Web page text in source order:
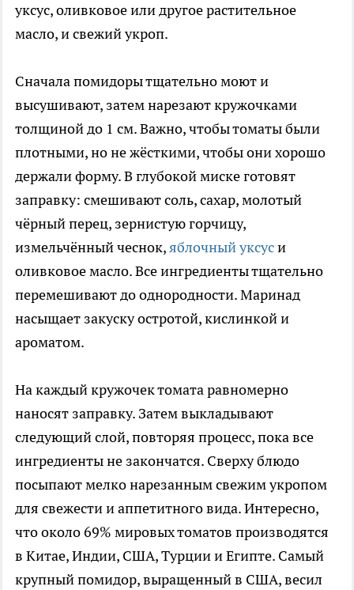
уксус, оливковое или другое растительное
масло, и свежий укроп.
Сначала помидоры тщательно моют и
высушивают, затем нарезают кружочками
толщиной до 1 см. Важно, чтобы томаты были
плотными, но не жёсткими, чтобы они хорошо
держали форму. В глубокой миске готовят
заправку: смешивают соль, сахар, молотый
чёрный перец, зернистую горчицу,
измельчённый чеснок,яблочный уксуси
оливковое масло. Все ингредиенты тщательно
перемешивают до однородности. Маринад
насыщает закуску остротой, кислинкой и
ароматом.
На каждый кружочек томата равномерно
наносят заправку. Затем выкладывают
следующий слой, повторяя процесс, пока все
ингредиенты не закончатся. Сверху блюдо
посыпают мелко нарезанным свежим укропом
для свежести и аппетитного вида. Интересно,
что около 69% мировых томатов производятся
в Китае, Индии, США, Турции и Египте. Самый
крупный помидор, выращенный в США, весил